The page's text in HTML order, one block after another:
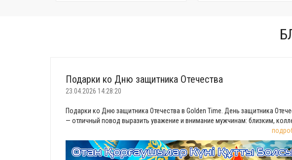
Подарки ко Дню защитника Отечества
23.04.2026 14:28:20
Подарки ко Дню защитника Отечества в Golden Time. День защитника
— отличный повод выразить уважение и внимание мужчинам: близким,